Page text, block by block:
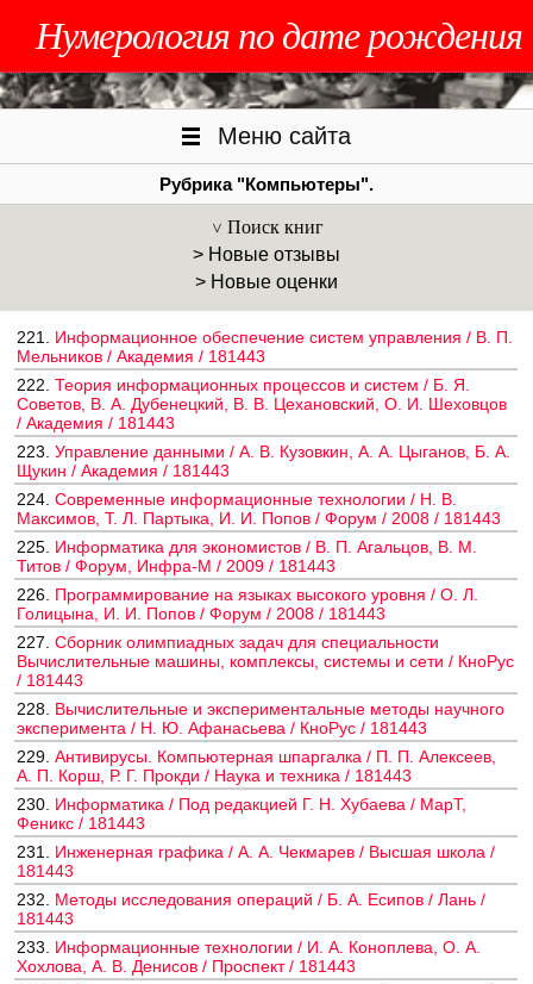
Нумерология по дате рождения
Меню сайта
Рубрика "Компьютеры".
Поиск книг
> Новые отзывы
> Новые оценки
221. Информационное обеспечение систем управления / В. П.
Мельников / Академия / 181443
222. Теория информационных процессов и систем / Б. Я.
Советов, В. А. Дубенецкий, В. В. Цехановский, О. И. Шеховцов
/ Академия / 181443
223. Управление данными / А. В. Кузовкин, А. А. Цыганов, Б. А.
Щукин / Академия / 181443
224. Современные информационные технологии / Н. В.
Максимов, Т. Л. Партыка, И. И. Попов / Форум / 2008 / 181443
225. Информатика для экономистов / В. П. Агальцов, В. М.
Титов / Форум, Инфра-М / 2009 / 181443
226. Программирование на языках высокого уровня / О. Л.
Голицына, И. И. Попов / Форум / 2008 / 181443
227. Сборник олимпиадных задач для специальности
Вычислительные машины, комплексы, системы и сети / КноРус
/ 181443
228. Вычислительные и экспериментальные методы научного
эксперимента / Н. Ю. Афанасьева / КноРус / 181443
229. Антивирусы. Компьютерная шпаргалка / П. П. Алексеев,
А. П. Корш, Р. Г. Прокди / Наука и техника / 181443
230. Информатика / Под редакцией Г. Н. Хубаева / МарТ,
Феникс / 181443
231. Инженерная графика / А. А. Чекмарев / Высшая школа /
181443
232. Методы исследования операций / Б. А. Есипов / Лань /
181443
233. Информационные технологии / И. А. Коноплева, О. А.
Хохлова, А. В. Денисов / Проспект / 181443